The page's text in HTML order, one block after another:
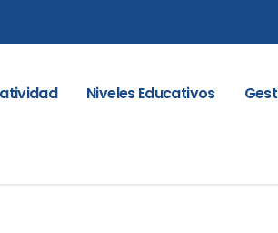
Niveles Educativos